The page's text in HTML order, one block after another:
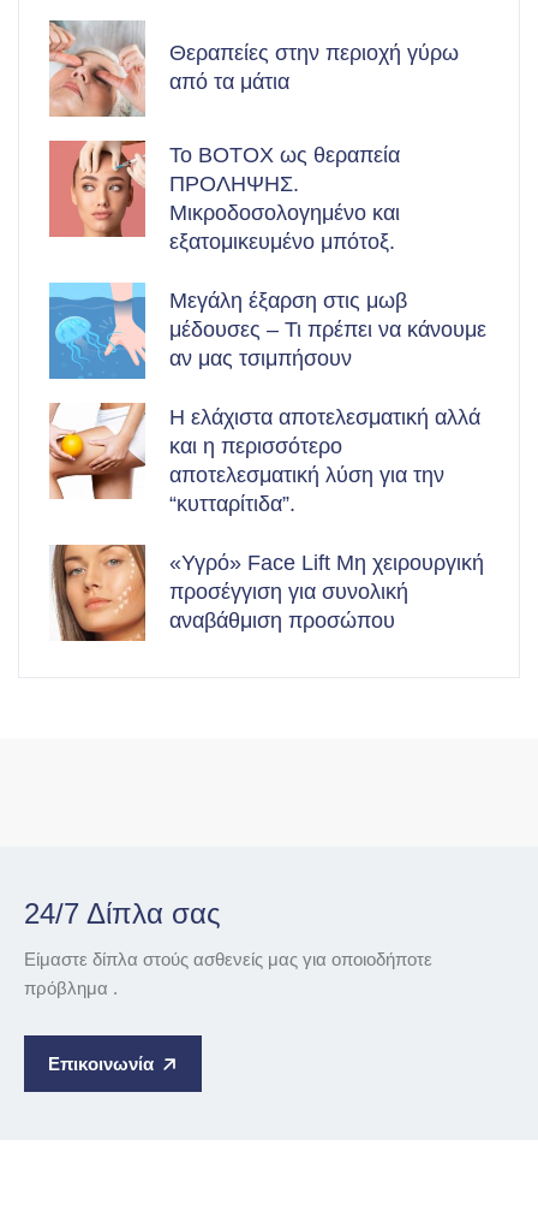
Θεραπείες στην περιοχή γύρω
από τα μάτια
Το BOTOX ως θεραπεία
ΠΡΟΛΗΨΗΣ.
Μικροδοσολογημένο και
εξατομικευμένο μπότοξ.
Μεγάλη έξαρση στις μωβ
μέδουσες – Τι πρέπει να κάνουμε
αν μας τσιμπήσουν
Η ελάχιστα αποτελεσματική αλλά
και η περισσότερο
αποτελεσματική λύση για την
“κυτταρίτιδα”.
«Υγρό» Face Lift Μη χειρουργική
προσέγγιση για συνολική
αναβάθμιση προσώπου
24/7 Δίπλα σας
Είμαστε δίπλα στούς ασθενείς μας για οποιοδήποτε
πρόβλημα .
Επικοινωνία